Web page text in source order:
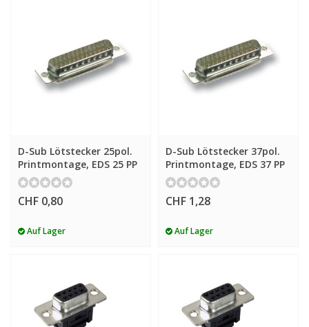
D-Sub Lötstecker 25pol.
Printmontage, EDS 25 PP
CHF 0,80
Auf Lager
D-Sub Lötstecker 37pol.
Printmontage, EDS 37 PP
CHF 1,28
Auf Lager